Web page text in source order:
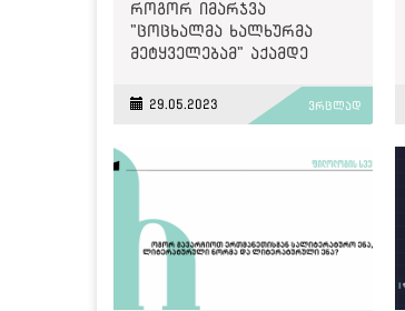
როგორ იმარჯვა
"ცოცხალმა ხალხურმა
მეტყველებამ" აქამდე
29.05.2023 ვრცლად